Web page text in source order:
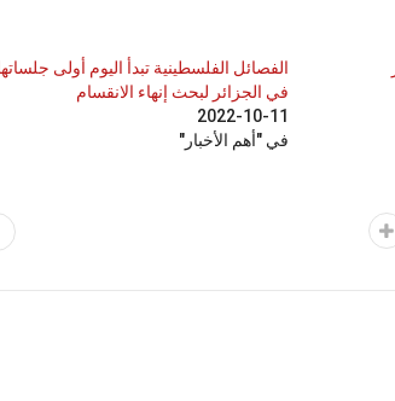
الفصائل الفلسطينية تبدأ اليوم أولى
في الجزائر لبحث إنهاء الانقسام
2022-10-11
في "أهم الأخبار"